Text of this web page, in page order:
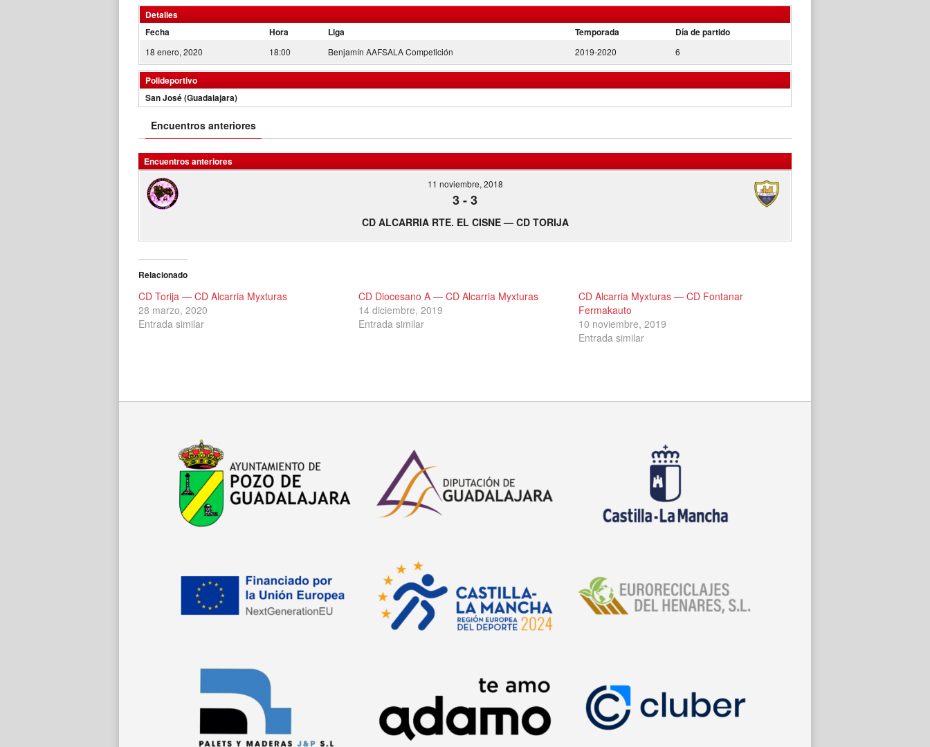
Detalles
Fecha
Hora Liga Temporada Día de partido
18 enero, 2020 18:00 Benjamín AAFSALA Competición 2019-2020 6
Polideportivo
San José (Guadalajara)
Encuentros anteriores
Encuentros anteriores
11 noviembre, 2018
3-3
CD ALCARRIA RTE. EL CISNE — CD TORIJA
Relacionado
CD Torija — CD Alcarria Myxturas
28 marzo, 2020
Entrada similar
CD Diocesano A — CD Alcarria Myxturas
14 diciembre, 2019
Entrada similar
CD Alcarria Myxturas — CD Fontanar
Fermakauto
10 noviembre, 2019
Entrada similar